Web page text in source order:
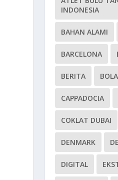
INDONESIA
BAHAN ALAMI
BARCELONA
BERITA BOLA
CAPPADOCIA
COKLAT DUBAI
DENMARK
DIGITAL